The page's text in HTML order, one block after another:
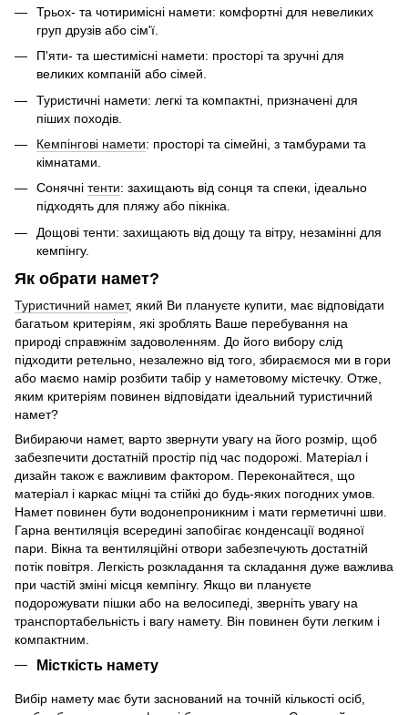
Трьох- та чотиримісні намети: комфортні для невеликих
груп друзів або сім'ї.
П'яти- та шестимісні намети: просторі та зручні для
великих компаній або сімей.
Туристичні намети: легкі та компактні, призначені для
піших походів.
Кемпінгові намети: просторі та сімейні, з тамбурами та
кімнатами.
Сонячні тенти: захищають від сонця та спеки, ідеально
підходять для пляжу або пікніка.
Дощові тенти: захищають від дощу та вітру, незамінні для
кемпінгу.
Як обрати намет?
Туристичний намет, який Ви плануєте купити, має відповідати
багатьом критеріям, які зроблять Ваше перебування на
природі справжнім задоволенням. До його вибору слід
підходити ретельно, незалежно від того, збираємося ми в гори
або маємо намір розбити табір у наметовому містечку. Отже,
яким критеріям повинен відповідати ідеальний туристичний
намет?
Вибираючи намет, варто звернути увагу на його розмір, щоб
забезпечити достатній простір під час подорожі. Матеріал і
дизайн також є важливим фактором. Переконайтеся, що
матеріал і каркас міцні та стійкі до будь-яких погодних умов.
Намет повинен бути водонепроникним і мати герметичні шви.
Гарна вентиляція всередині запобігає конденсації водяної
пари. Вікна та вентиляційні отвори забезпечують достатній
потік повітря. Легкість розкладання та складання дуже важлива
при частій зміні місця кемпінгу. Якщо ви плануєте
подорожувати пішки або на велосипеді, зверніть увагу на
транспортабельність і вагу намету. Він повинен бути легким і
компактним.
Місткість намету
Вибір намету має бути заснований на точній кількості осіб,